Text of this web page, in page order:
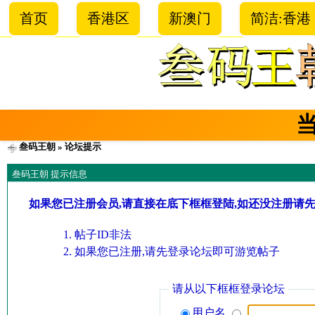
首页 香港区 新澳门 简洁:香港
叁码王朝 » 论坛提示
叁码王朝 提示信息
如果您已注册会员,请直接在底下框框登陆,如还没注册请
帖子ID非法
如果您已注册,请先登录论坛即可游览帖子
请从以下框框登录论坛
用户名